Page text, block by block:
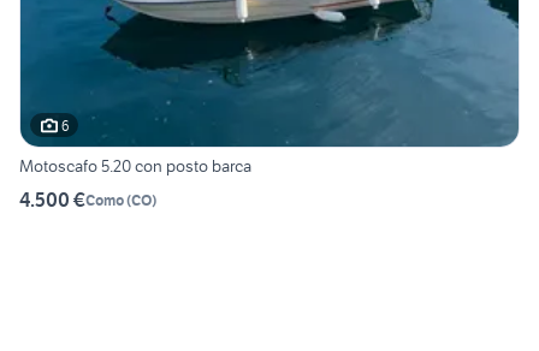
6
Motoscafo 5.20 con posto barca
4.500 €Como(CO)